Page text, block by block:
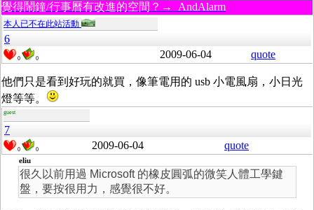
覺得鬧鐘/行事曆有改進的空間？→ AndAlarm
本人已不在此站活動
6
0 0 2009-06-04 quote
他們只是看到好玩的就買，像筆電用的 usb 小電風扇，小日光
燈等等。
guest
7
0 0 2009-06-04 quote
eliu
很久以前用過 Microsoft 的橡皮圓弧的微笑人體工學鍵
盤，要按很用力，感覺很不好。